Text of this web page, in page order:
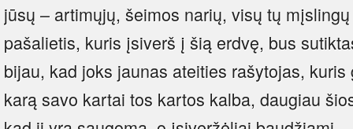
jūsų – artimųjų, šeimos narių, visų tų
pašalietis, kuris įsiverš į šią erdvę, bus
bijau, kad joks jaunas ateities rašytojas,
karą savo kartai tos kartos kalba, daugiau